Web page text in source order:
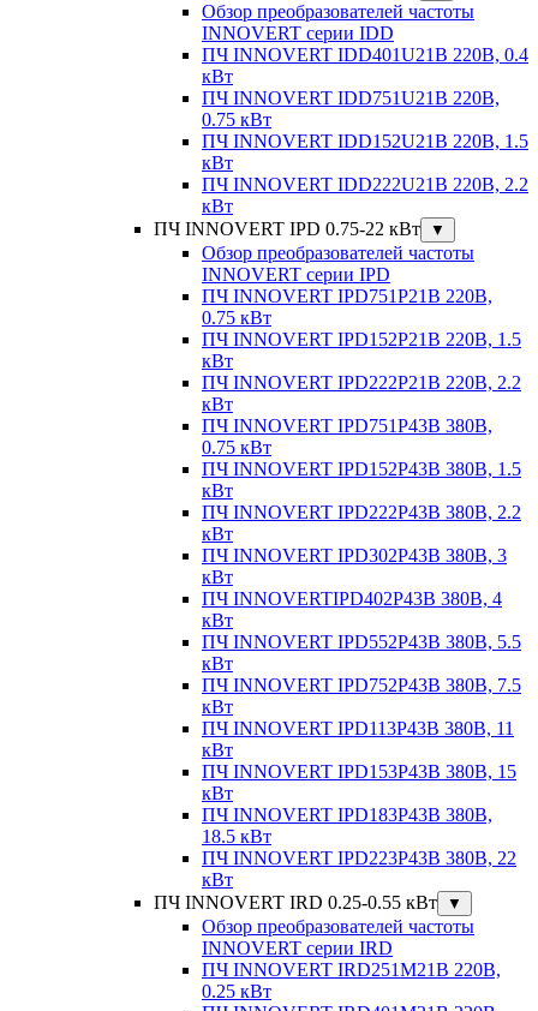
Обзор преобразователей частоты
INNOVERT серии IDD
ПЧ INNOVERT IDD401U21B 220В, 0.4
кВт
ПЧ INNOVERT IDD751U21B 220В,
0.75 кВт
ПЧ INNOVERT IDD152U21B 220В, 1.5
кВт
ПЧ INNOVERT IDD222U21B 220В, 2.2
кВт
ПЧ INNOVERT IPD 0.75-22 кВт
▼
Обзор преобразователей частоты
INNOVERT серии IPD
ПЧ INNOVERT IPD751P21B 220В,
0.75 кВт
ПЧ INNOVERT IPD152P21B 220В, 1.5
кВт
ПЧ INNOVERT IPD222P21B 220В, 2.2
кВт
ПЧ INNOVERT IPD751P43B 380В,
0.75 кВт
ПЧ INNOVERT IPD152P43B 380В, 1.5
кВт
ПЧ INNOVERT IPD222P43B 380В, 2.2
кВт
ПЧ INNOVERT IPD302P43B 380В, 3
кВт
ПЧ INNOVERTIPD402P43B 380В, 4
кВт
ПЧ INNOVERT IPD552P43B 380В, 5.5
кВт
ПЧ INNOVERT IPD752P43B 380В, 7.5
кВт
ПЧ INNOVERT IPD113P43B 380В, 11
кВт
ПЧ INNOVERT IPD153P43B 380В, 15
кВт
ПЧ INNOVERT IPD183P43B 380В,
18.5 кВт
ПЧ INNOVERT IPD223P43B 380В, 22
кВт
ПЧ INNOVERT IRD 0.25-0.55 кВт
▼
Обзор преобразователей частоты
INNOVERT серии IRD
ПЧ INNOVERT IRD251M21B 220В,
0.25 кВт